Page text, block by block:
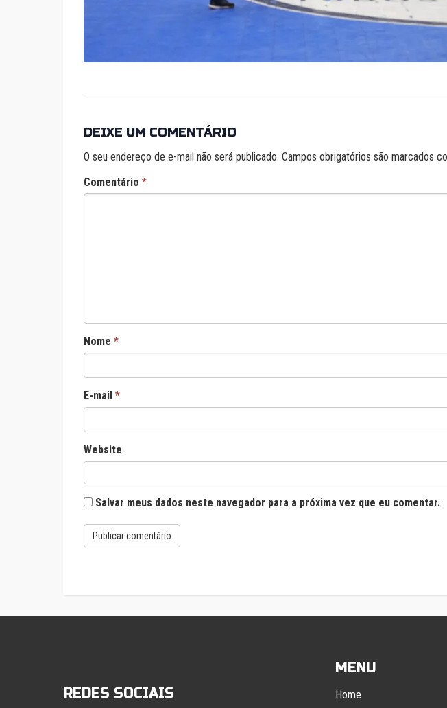
DEIXE UM COMENTÁRIO
O seu endereço de e-mail não será publicado. Campos obrigatórios são marcados
Comentário *
Nome *
E-mail *
Website
Salvar meus dados neste navegador para a próxima vez que eu comentar.
REDES SOCIAIS
MENU
Home